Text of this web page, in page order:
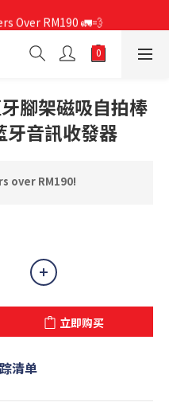
Over RM190 🚛💨
Over RM190 🚛💨
腳架磁吸自拍棒
牙音訊收發器
over RM190!
立即购买
清单